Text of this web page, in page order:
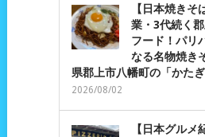
【日本焼きそ
業・3代続く
フード！パリ
なる名物焼き
県郡上市八幡町の「かたぎ
2026/08/02
【日本グルメ